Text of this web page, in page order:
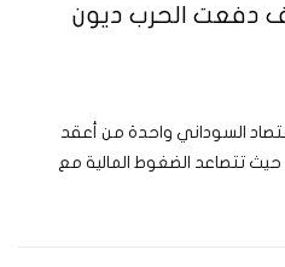
دفعت الحرب ديون
يواجه الاقتصاد السوداني واحدة من أعقد
حيث تتصاعد الضغوط المالية مع